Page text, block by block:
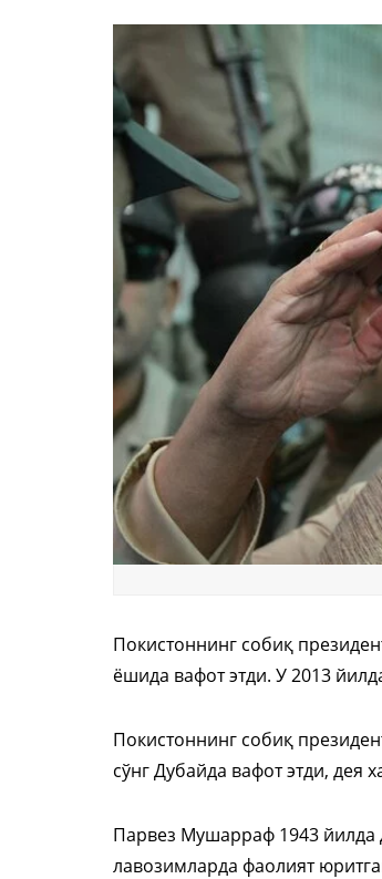
Покистоннинг собиқ
ёшида вафот этди. У 2013
Покистоннинг собиқ
сўнг Дубайда вафот этди,
Парвез Мушарраф 1943 йилда
лавозимларда фаолият